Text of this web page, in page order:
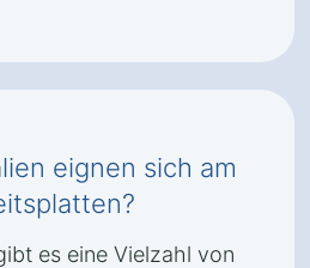
eignen sich am
es eine Vielzahl von